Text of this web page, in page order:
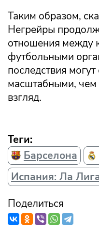
Таким образом,
Негрейры
отношения между
футбольными
последствия
масштабными, чем
взгляд.
Теги:
Барселона
Испания: Ла
Поделиться